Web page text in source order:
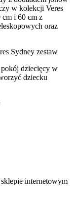
w kolekcji Veres
cm i 60 cm z
oraz
dziecięcy w
dziecku
internetowym